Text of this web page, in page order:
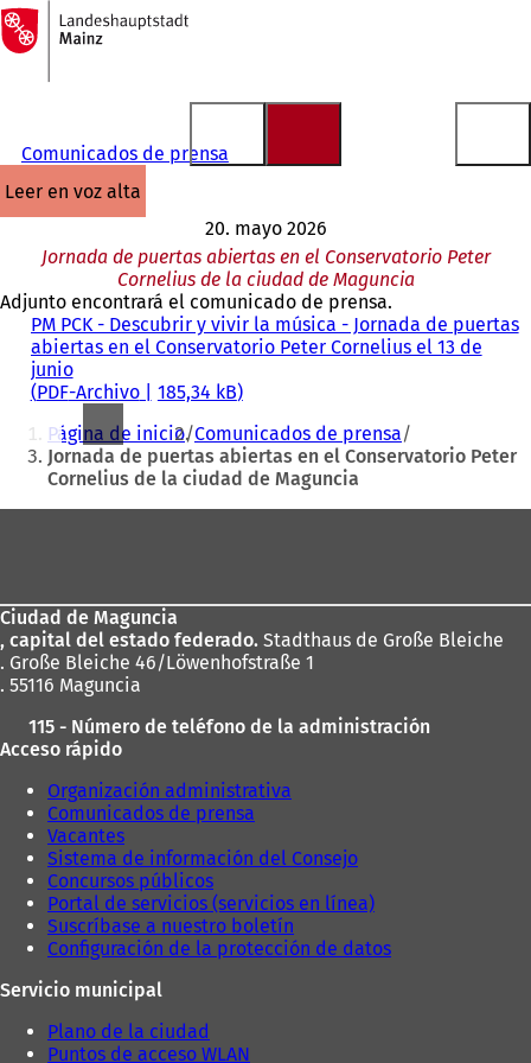
Saltar al contenido
A
la
página
Comunicados de prensa
leer en voz alta
20. mayo 2026
Jornada de puertas abiertas en el Conservatorio Peter
Cornelius de la ciudad de Maguncia
Adjunto encontrará el comunicado de prensa.
PM PCK - Descubrir y vivir la música - Jornada de puertas
abiertas en el Conservatorio Peter Cornelius el 13 de
junio
PDF-Archivo 185,34 kB
Estás
aquí:
Página de inicio Comunicados de prensa
Jornada de puertas abiertas en el Conservatorio Peter
Cornelius de la ciudad de Maguncia
pies
Ciudad de Maguncia
, capital del estado federado. Stadthaus de Große Bleiche
. Große Bleiche 46/Löwenhofstraße 1
. 55116 Maguncia
115 - Número de teléfono de la administración
Acceso rápido
Organización administrativa
Comunicados de prensa
Vacantes
Sistema de información del Consejo
Concursos públicos
Portal de servicios (servicios en línea)
Suscríbase a nuestro boletín
Configuración de la protección de datos
Servicio municipal
Plano de la ciudad
Puntos de acceso WLAN